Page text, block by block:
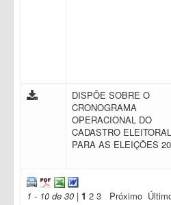
DISPÕE SOBRE O
CRONOGRAMA
OPERACIONAL DO
CADASTRO ELEITORAL
PARA AS ELEIÇÕES
1 - 10 de 30 | 1 2 3 Próximo